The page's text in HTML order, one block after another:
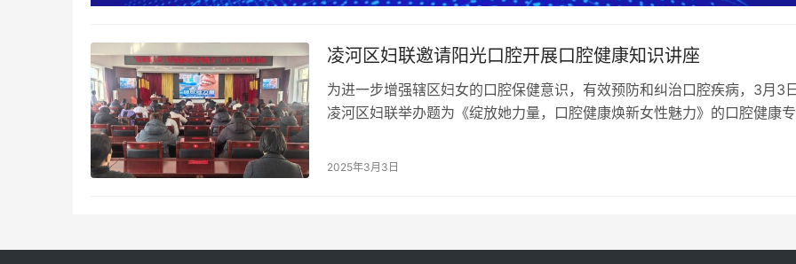
凌河区妇联邀请阳光口腔开展口腔健康知识讲座
为进一步增强辖区妇女的口腔保健意识，有效预防和纠治口腔疾病，3月3
凌河区妇联举办题为《绽放她力量，口腔健康焕新女性魅力》的口腔健康
2025年3月3日